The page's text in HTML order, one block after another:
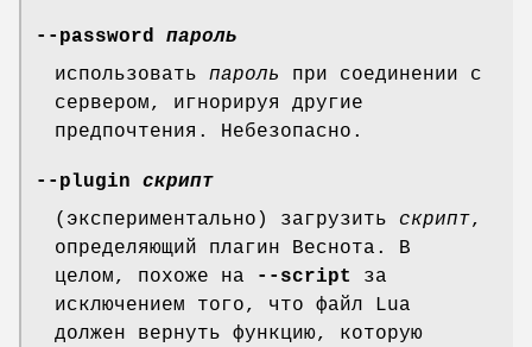
--password пароль
использовать пароль
при соединении с
сервером, игнорируя другие
предпочтения. Небезопасно.
--plugin скрипт
(экспериментально) загрузить скрипт,
определяющий плагин Веснота. В
целом, похоже на
--script
за
исключением того, что файл Lua
должен вернуть функцию, которую